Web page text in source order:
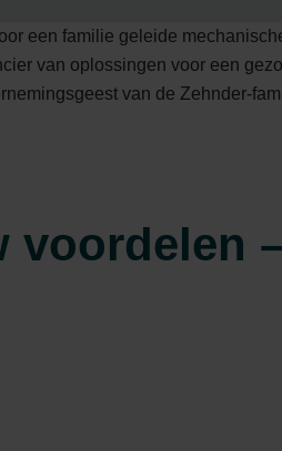
een familie geleide
van oplossingen voor een
van de Zehnder-
voordelen